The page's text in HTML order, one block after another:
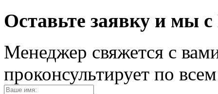
Оставьте заявку и мы
Менеджер свяжется с
проконсультирует по